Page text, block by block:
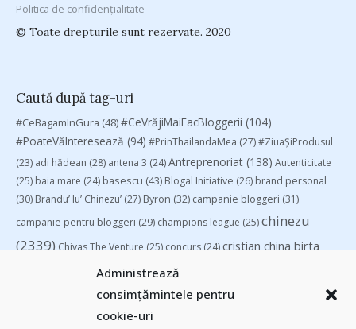
Administrează
consimțămintele pentru
cookie-uri
Politica de confidențialitate
© Toate drepturile sunt rezervate. 2020
Caută după tag-uri
#CeBagamInGura (48)#CeVrăjiMaiFacBloggerii (104)
#PoateVăInteresează (94) #PrinThailandaMea (27)#ZiuaȘiProdusul
(23) adi hădean (28) antena 3 (24)Antreprenoriat (138) Autenticitate
(25) baia mare (24) basescu (43) Blogal Initiative (26) brand personal
(30) Brandu’ lu’ Chinezu’ (27) Byron (32) campanie bloggeri (31)
campanie pentru bloggeri (29) champions league (25)chinezu
(2339)Chivas The Venture (25)concurs(24)cristian china birta
Despre cartile pe care le-am citit
federatia romana de rugby(22) filosofice(132)
leapsa